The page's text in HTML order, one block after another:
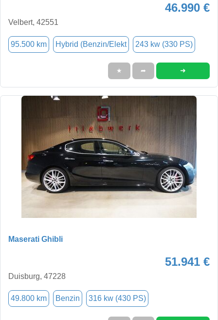
46.990 €
Velbert, 42551
95.500 km Hybrid (Benzin/Elekt 243 kw (330 PS)
★ ➦ ➜
Maserati Ghibli
51.941 €
Duisburg, 47228
49.800 km Benzin 316 kw (430 PS)